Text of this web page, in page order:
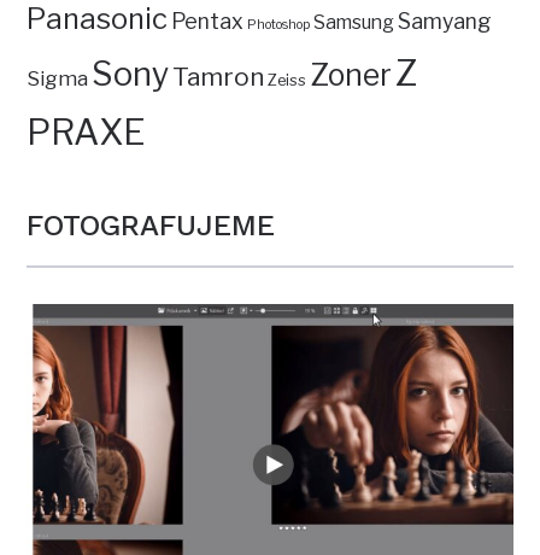
Panasonic Pentax Photoshop SamsungSamyang
Sigma SonyTamron Zeiss ZonerZ
PRAXE
FOTOGRAFUJEME